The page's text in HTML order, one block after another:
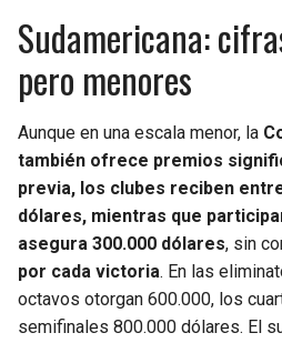
Sudamericana:
pero menores
Aunque en una escala menor, la
también ofrece premios
previa, los clubes reciben
dólares, mientras que
asegura 300.000 dólares, sin
por cada victoria. En las
octavos otorgan 600.000, los
semifinales 800.000 dólares. El